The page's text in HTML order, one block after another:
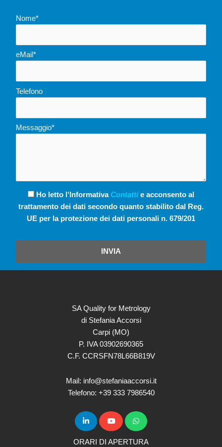
Nome*
eMail*
Telefono
Messaggio*
Ho letto l‘Informativa Contattie acconsento al
trattamento dei dati secondo quanto stabilito dal Reg.
UE per la protezione dei dati personali n. 679/201
INVIA
SA Quality for Metrology
di Stefania Accorsi
Carpi (MO)
P. IVA 03902690365
C.F. CCRSFN78L66B819V
Mail: info@stefaniaaccorsi.it
Telefono: +39 333 7986540
ORARI DI APERTURA